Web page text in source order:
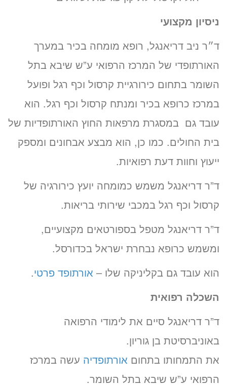
ניסיון מקצועי
ד״ר ניב דריאנגל, רופא מומחה בכיר במערך
האורתופדי של המרכז הרפואי ע”ש שיבא בתל
השומר בתחום כירורגיית קרסול וכף רגל ופועל
במרכז כרופא בכיר ומנתח קרסול וכף רגל. הוא
עובד גם במסגרת מרפאות החוץ האורתופדיות של
בית החולים. כמו כן, הוא מבצע אבחונים ומספק
ייעוץ וחוות דעת רפואיות.
ד”ר דריאנגל משמש כמומחה יועץ כירורגיה של
קרסול וכף רגל במכבי שירותי בריאות.
ד”ר דריאנגל מטפל בספורטאים מקצועיים,
ומשמש כרופא נבחרת ישראל בכדורסל.
הוא עובד גם בקליניקה שלו – אורתופד פרטי.
השכלה רפואית
ד”ר דריאנגל סיים את לימודי הרפואה
באוניברסיטת בן גוריון.
את התמחותו בתחום אורתופדיה עשה במרכז
הרפואי ע”ש שיבא בתל השומר.